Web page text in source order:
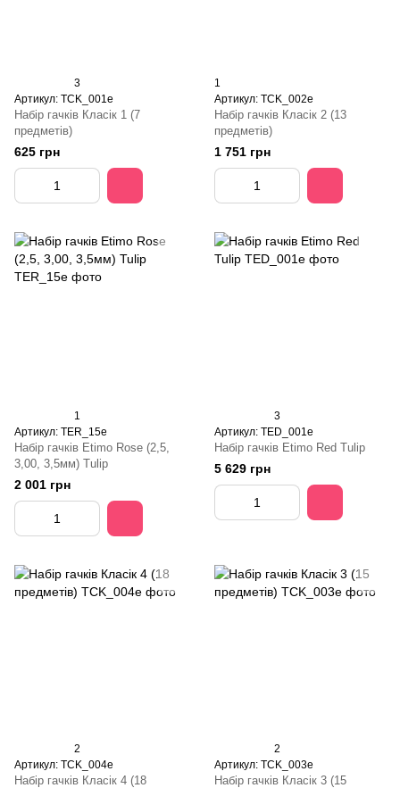
3
Артикул: TCK_001e
Набір гачків Класік 1 (7
предметів)
625 грн
1
Артикул: TCK_002e
Набір гачків Класік 2 (13
предметів)
1 751 грн
1
Артикул: TER_15e
Набір гачків Etimo Rose (2,5,
3,00, 3,5мм) Tulip
2 001 грн
3
Артикул: TED_001e
Набір гачків Etimo Red Tulip
5 629 грн
2
Артикул: TCK_004e
Набір гачків Класік 4 (18
2
Артикул: TCK_003e
Набір гачків Класік 3 (15